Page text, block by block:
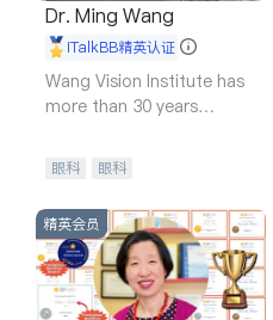
Dr. Ming Wang
iTalkBB精英认证
Wang Vision Institute has
more than 30 years
眼科 眼科
精英会员